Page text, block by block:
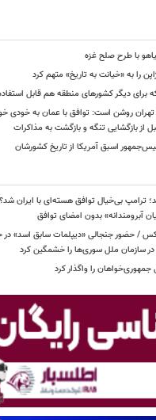
با طرح صلح غزه
را به «خیانت به تاریخ» متهم کرد
برای دیگر کشورهای منطقه هم قابل
تهران روشن است: توافق با عمان به خودی
از بازگشایی تنگه و بازگشت به مذاکرات
ترامپ بی‌خیال توافق هسته‌ای با ایران
آبرومندانه» بدون امضای توافق
/ حضور جنجالی «دیپلمات سابق اسد»
سازمان ملل سوری‌ها را خشمگین کرد